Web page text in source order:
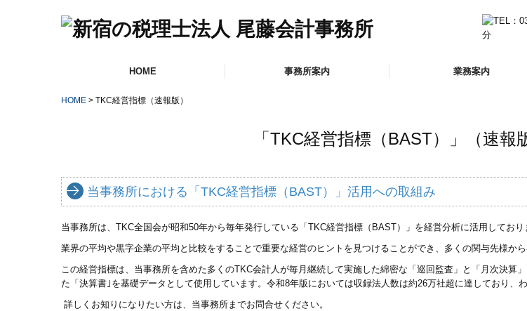
HOME 事務所案内 業務案内
HOME TKC経営指標（速報版）
「TKC経営指標（BAST）」 （速報
当事務所における「TKC経営指標（BAST）」活用への取組み
当事務所は、TKC全国会が昭和50年から毎年発行している「TKC経営指標（BAST）」を経営分析に活用しており
業界の平均や黒字企業の平均と比較をすることで重要な経営のヒントを見つけることができ、多くの関与先様から
この経営指標は、当事務所を含めた多くのTKC会計人が毎月継続して実施した綿密な「巡回監査」と「月次決算
た「決算書｣を基礎データとして使用しています。令和8年版においては収録法人数は約26万社超に達しており、
詳しくお知りになりたい方は、当事務所までお問合せください。